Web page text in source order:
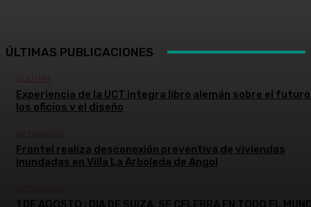
ÚLTIMAS PUBLICACIONES
CULTURA
Experiencia de la UCT integra libro alemán sobre el
los oficios y el diseño
Frontel realiza desconexión preventiva de viviendas
inundadas en Villa La Arboleda de Angol
1 DE AGOSTO : DIA DE SUIZA, SE CELEBRA EN TODO EL